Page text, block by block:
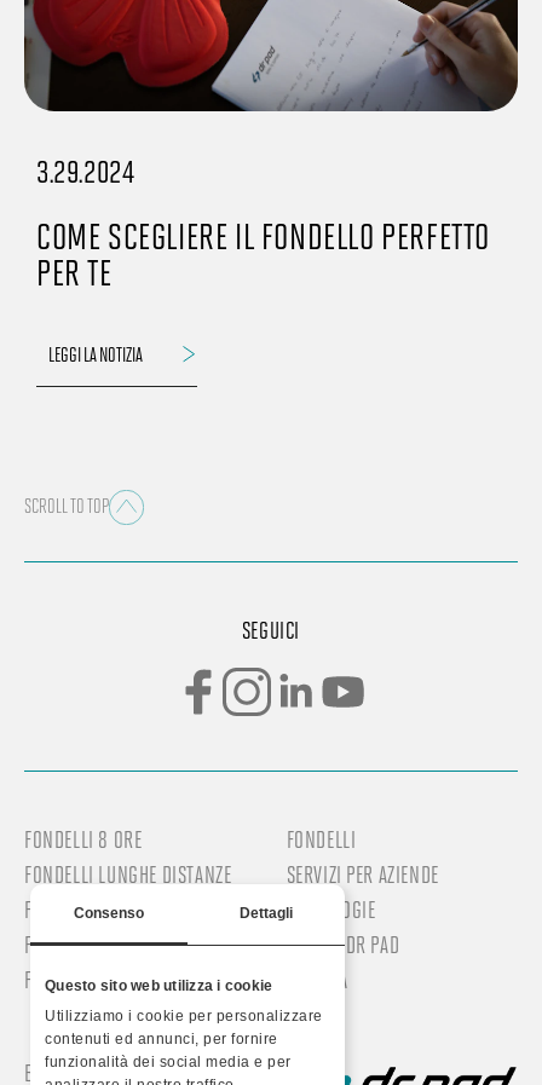
Consenso Dettagli
Questo sito web utilizza i cookie
Utilizziamo i cookie per personalizzare
contenuti ed annunci, per fornire
funzionalità dei social media e per
3.29.2024
COME SCEGLIERE IL FONDELLO PERFETTO
PER TE
LEGGI LA NOTIZIA
SCROLL TO TOP
SEGUICI
FONDELLI 8 ORE
FONDELLI LUNGHE DISTANZE
FONDELLI DONNA
FONDELLI UOMO
FONDELLI PROFESSIONALI
FONDELLI
SERVIZI PER AZIENDE
TECNOLOGIE
PERCHÉ DR PAD
AZIENDA
BLOG/NOTIZIE